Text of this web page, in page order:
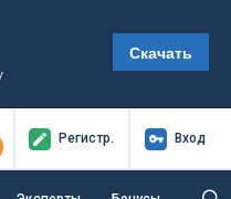
Скачать
Регистр. Вход